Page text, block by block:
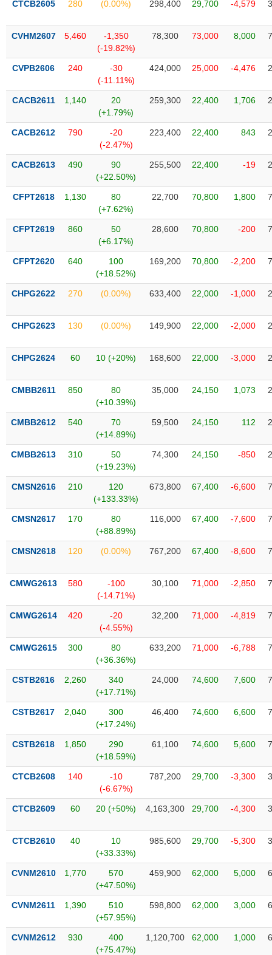
Tâm
thị
trường
CTCB2605 280 (0.00%) 298,400 29,700 -4,579
CVHM2607 5,460
-1,350
(-19.82%)
78,300 73,000 8,000
CVPB2606 240
-30
(-11.11%)
424,000 25,000 -4,476
CACB2611 1,140
20
(+1.79%)
259,300 22,400 1,706
CACB2612 790
-20
(-2.47%)
223,400 22,400 843
CACB2613 490
90
(+22.50%)
255,500 22,400 -19
CFPT2618 1,130
80
(+7.62%)
22,700 70,800 1,800
CFPT2619 860
50
(+6.17%)
28,600 70,800 -200
CFPT2620 640
100
(+18.52%)
169,200 70,800 -2,200
CHPG2622 270 (0.00%) 633,400 22,000 -1,000
CHPG2623 130 (0.00%) 149,900 22,000 -2,000
CHPG2624 60 10 (+20%) 168,600 22,000 -3,000
CMBB2611 850
80
(+10.39%)
35,000 24,150 1,073
CMBB2612 540
70
(+14.89%)
59,500 24,150 112
CMBB2613 310
50
(+19.23%)
74,300 24,150 -850
CMSN2616 210
120
(+133.33%)
673,800 67,400 -6,600
CMSN2617 170
80
(+88.89%)
116,000 67,400 -7,600
CMSN2618 120 (0.00%) 767,200 67,400 -8,600
CMWG2613 580
-100
(-14.71%)
30,100 71,000 -2,850
CMWG2614 420
-20
(-4.55%)
32,200 71,000 -4,819
CMWG2615 300
80
(+36.36%)
633,200 71,000 -6,788
CSTB2616 2,260
340
(+17.71%)
24,000 74,600 7,600
CSTB2617 2,040
300
(+17.24%)
46,400 74,600 6,600
CSTB2618 1,850
290
(+18.59%)
61,100 74,600 5,600
CTCB2608 140
-10
(-6.67%)
787,200 29,700 -3,300
CTCB2609 60 20 (+50%) 4,163,300 29,700 -4,300
CTCB2610 40
10
(+33.33%)
985,600 29,700 -5,300
CVNM2610 1,770
570
(+47.50%)
459,900 62,000 5,000
CVNM2611 1,390
510
(+57.95%)
598,800 62,000 3,000
CVNM2612 930
400
(+75.47%)
1,120,700 62,000 1,000
DÙNG
THIẾT
YẾU
TIÊU
THIẾT
YẾU
CHĂM
SỨC
TÀI
TIN
VỤ
THÔNG
TIỆN
ÍCH
BẤT
SẢN
Mã
chứng
(-)
đạo
(-)
Tất cả Người nội bộ Người liên quan Cổ đông lớn
Tin
tức